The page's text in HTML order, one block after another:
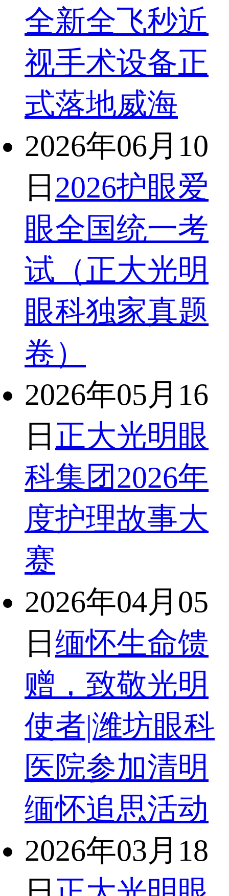
全新全飞秒近
视手术设备正
式落地威海
2026年06月10
日 2026护眼爱
眼全国统一考
试（正大光明
眼科独家真题
卷）
2026年05月16
日 正大光明眼
科集团2026年
度护理故事大
赛
2026年04月05
日 缅怀生命馈
赠，致敬光明
使者|潍坊眼科
医院参加清明
缅怀追思活动
2026年03月18